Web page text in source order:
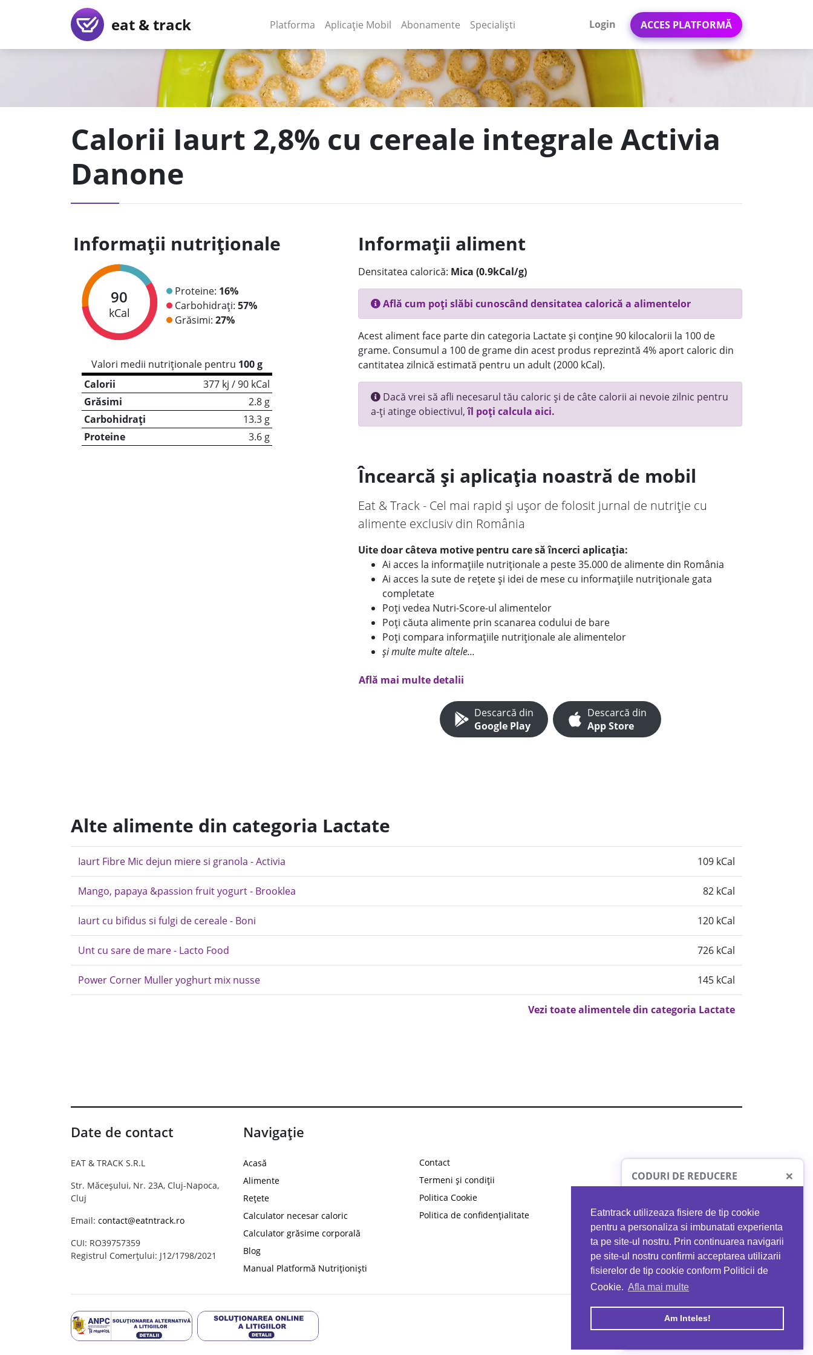
Eatntrack utilizeaza fisiere de tip cookie
pentru a personaliza si imbunatati experienta
ta pe site-ul nostru. Prin continuarea navigarii
pe site-ul nostru confirmi acceptarea utilizarii
fisierelor de tip cookie conform Politicii de
Cookie. Afla mai multe
Am Inteles!
eat & track Platforma (current)
Aplicație Mobil (current)
Abonamente Specialiști Login ACCES PLATFORMĂ
Calorii Iaurt 2,8% cu cereale integrale Activia
Danone
Informații nutriționale
90
kCal
Proteine: 16%
Carbohidrați: 57%
Grăsimi: 27%
Valori medii nutriționale pentru 100 g
Calorii
377 kj / 90 kCal
Grăsimi
2.8 g
Carbohidrați
13.3 g
Proteine
3.6 g
Informații aliment
Densitatea calorică: Mica (0.9kCal/g)
Află cum poți slăbi cunoscând densitatea calorică a alimentelor
Acest aliment face parte din categoria Lactate și conține 90 kilocalorii la 100 de
grame. Consumul a 100 de grame din acest produs reprezintă 4% aport caloric din
cantitatea zilnică estimată pentru un adult (2000 kCal).
Dacă vrei să afli necesarul tău caloric și de câte calorii ai nevoie zilnic pentru
a-ți atinge obiectivul,îl poți calcula aici.
Încearcă și aplicația noastră de mobil
Eat & Track - Cel mai rapid și ușor de folosit jurnal de nutriție cu
alimente exclusiv din România
Uite doar câteva motive pentru care să încerci aplicația:
Ai acces la informațiile nutriționale a peste 35.000 de alimente din România
Ai acces la sute de rețete și idei de mese cu informațiile nutriționale gata
completate
Poți vedea Nutri-Score-ul alimentelor
Poți căuta alimente prin scanarea codului de bare
Poți compara informațiile nutriționale ale alimentelor
și multe multe altele...
Află mai multe detalii
Descarcă din
Google Play
Descarcă din
App Store
Alte alimente din categoria Lactate
Iaurt Fibre Mic dejun miere si granola - Activia 109 kCal
Mango, papaya &passion fruit yogurt - Brooklea 82 kCal
Iaurt cu bifidus si fulgi de cereale - Boni 120 kCal
Unt cu sare de mare - Lacto Food 726 kCal
Power Corner Muller yoghurt mix nusse 145 kCal
Vezi toate alimentele din categoria Lactate
Date de contact
EAT & TRACK S.R.L
Str. Măceșului, Nr. 23A, Cluj-Napoca,
Cluj
Email: contact@eatntrack.ro
CUI: RO39757359
Registrul Comerțului: J12/1798/2021
Navigație
Acasă
Alimente
Rețete
Calculator necesar caloric
Calculator grăsime corporală
Blog
Manual Platformă Nutriționiști
Contact
Termeni și condiții
Politica Cookie
Politica de confidențialitate
CODURI DE REDUCERE ×
PROTO41
reducere la orice comandă
EATNTRACK
MYPROTEIN
Ai40%reducere la orice comandă
folosind codul EATTRACK